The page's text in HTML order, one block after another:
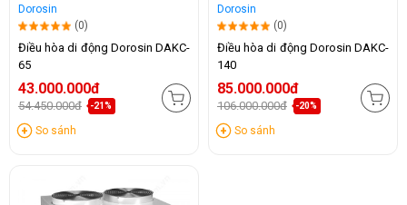
Dorosin
(0)
Điều hòa di động Dorosin DAKC-
65
43.000.000đ
54.450.000đ -21%
So sánh
Dorosin
(0)
Điều hòa di động Dorosin DAKC-
140
85.000.000đ
106.000.000đ -20%
So sánh